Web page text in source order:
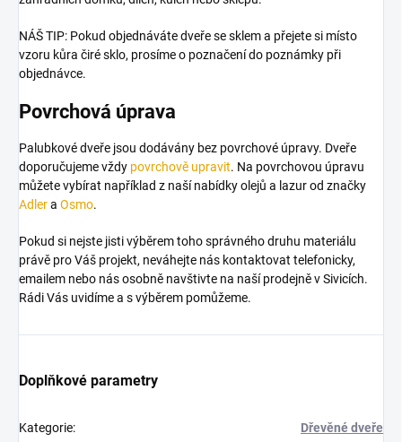
NÁŠ TIP: Pokud objednáváte dveře se sklem a přejete si místo
vzoru kůra čiré sklo, prosíme o poznačení do poznámky při
objednávce.
Povrchová úprava
Palubkové dveře jsou dodávány bez povrchové úpravy. Dveře
doporučujeme vždy povrchově upravit. Na povrchovou úpravu
můžete vybírat například z naší nabídky olejů a lazur od značky
Adlera Osmo.
Pokud si nejste jisti výběrem toho správného druhu materiálu
právě pro Váš projekt, neváhejte nás kontaktovat telefonicky,
emailem nebo nás osobně navštivte na naší prodejně v Sivicích.
Rádi Vás uvidíme a s výběrem pomůžeme.
Doplňkové parametry
Kategorie: Dřevěné dveře